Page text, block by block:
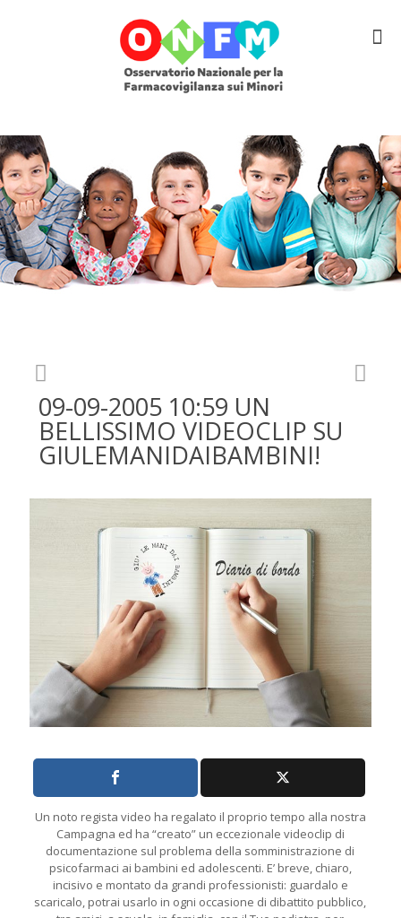
09-09-2005 10:59 UN
BELLISSIMO VIDEOCLIP SU
GIULEMANIDAIBAMBINI!
Un noto regista video ha regalato il proprio tempo alla nostra
Campagna ed ha “creato” un eccezionale videoclip di
documentazione sul problema della somministrazione di
psicofarmaci ai bambini ed adolescenti. E’ breve, chiaro,
incisivo e montato da grandi professionisti: guardalo e
scaricalo, potrai usarlo in ogni occasione di dibattito pubblico,